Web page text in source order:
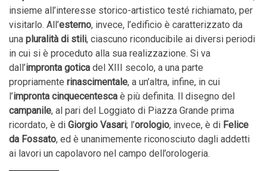
insieme all’interesse storico-artistico testé richiamato, per
visitarlo. All’esterno, invece, l’edificio è caratterizzato da
una pluralità di stili, ciascuno riconducibile ai diversi periodi
in cui si è proceduto alla sua realizzazione. Si va
dall’impronta gotica del XIII secolo, a una parte
propriamente rinascimentale, a un’altra, infine, in cui
l’impronta cinquecentesca è più definita. Il disegno del
campanile, al pari del Loggiato di Piazza Grande prima
ricordato, è di Giorgio Vasari; l’orologio, invece, è di Felice
da Fossato, ed è unanimemente riconosciuto dagli addetti
ai lavori un capolavoro nel campo dell’orologeria.